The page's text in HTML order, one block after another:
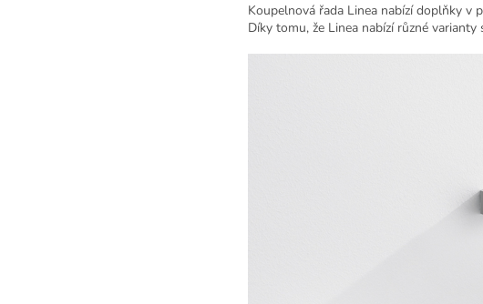
Koupelnová řada Linea nabízí doplňky v
Díky tomu, že Linea nabízí různé